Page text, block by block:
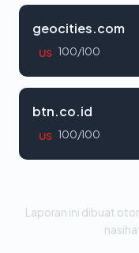
geocities.com
US 100/100
btn.co.id
US 100/100
Laporan ini dibuat